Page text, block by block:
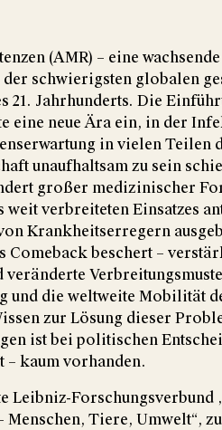
(AMR) – eine
der schwierigsten globalen
21. Jahrhunderts. Die
eine neue Ära ein, in der
in vielen Teilen
unaufhaltsam zu sein
großer medizinischer
weit verbreiteten Einsatzes
Krankheitserregern
beschert –
und die weltweite Mobilität
zur Lösung dieser
ist bei politischen
– kaum vorhanden.
Leibniz-
Tiere, Umwelt“,